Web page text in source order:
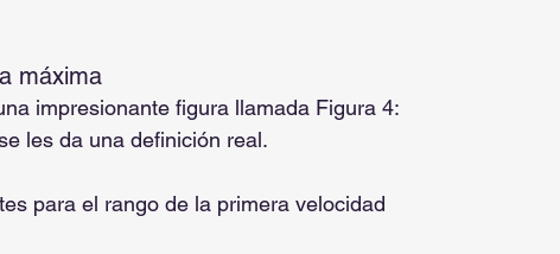
máxima
impresionante figura llamada Figura 4:
les da una definición real.
para el rango de la primera velocidad